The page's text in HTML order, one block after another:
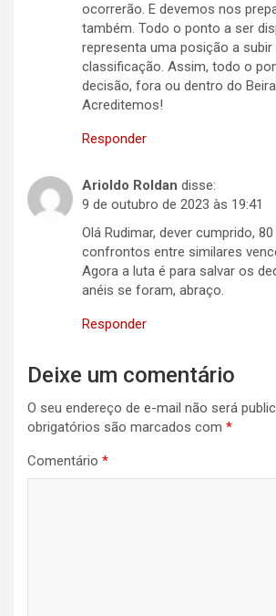
ocorrerão. E devemos nos
também. Todo o ponto a ser
representa uma posição a subir
classificação. Assim, todo o
decisão, fora ou dentro do
Acreditemos!
Responder
Arioldo Roldan disse:
9 de outubro de 2023 às 19:41
Olá Rudimar, dever cumprido,
confrontos entre similares
Agora a luta é para salvar os
anéis se foram, abraço.
Responder
Deixe um comentário
O seu endereço de e-mail não será
obrigatórios são marcados com *
Comentário *